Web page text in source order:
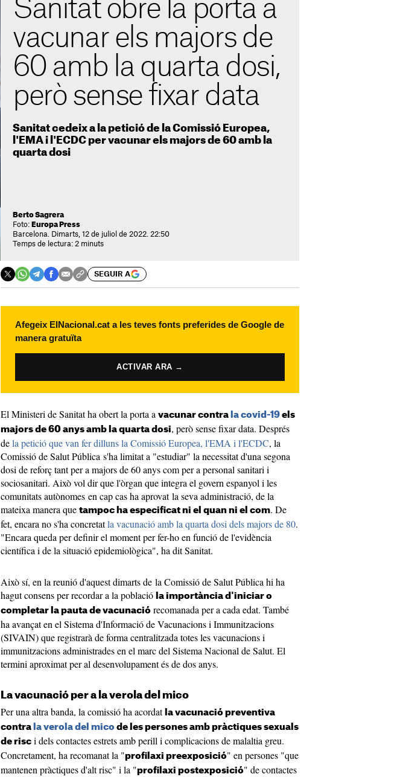
Sanitat obre la porta a
vacunar els majors de
60 amb la quarta dosi,
però sense fixar data
Sanitat cedeix a la petició de la Comissió Europea,
l'EMA i l'ECDC per vacunar els majors de 60 amb la
quarta dosi
Berto Sagrera
Foto: Europa Press
Barcelona. Dimarts, 12 de juliol de 2022. 22:50
Temps de lectura: 2 minuts
SEGUIR A
Afegeix ElNacional.cat a les teves fonts preferides de Google de
manera gratuïta
ACTIVAR ARA →
El Ministeri de Sanitat ha obert la porta a vacunar contra la covid-19 els
majors de 60 anys amb la quarta dosi, però sense fixar data. Després
dela petició que van fer dilluns la Comissió Europea, l'EMA i l'ECDC, la
Comissió de Salut Pública s'ha limitat a "estudiar" la necessitat d'una segona
dosi de reforç tant per a majors de 60 anys com per a personal sanitari i
sociosanitari. Això vol dir que l'òrgan que integra el govern espanyol i les
comunitats autònomes en cap cas ha aprovat la seva administració, de la
mateixa manera que tampoc ha especificat ni el quan ni el com. De
fet, encara no s'ha concretatla vacunació amb la quarta dosi dels majors de 80.
"Encara queda per definir el moment per fer-ho en funció de l'evidència
científica i de la situació epidemiològica", ha dit Sanitat.
Això sí, en la reunió d'aquest dimarts de la Comissió de Salut Pública hi ha
hagut consens per recordar a la població la importància d'iniciar o
completar la pauta de vacunació recomanada per a cada edat. També
ha avançat en el Sistema d'Informació de Vacunacions i Immunitzacions
(SIVAIN) que registrarà de forma centralitzada totes les vacunacions i
immunitzacions administrades en el marc del Sistema Nacional de Salut. El
termini aproximat per al desenvolupament és de dos anys.
La vacunació per a la verola del mico
Per una altra banda, la comissió ha acordat la vacunació preventiva
contra la verola del mico de les persones amb pràctiques sexuals
de risc i dels contactes estrets amb perill i complicacions de malaltia greu.
Concretament, ha recomanat la "profilaxi preexposició" en persones "que
mantenen pràctiques d'alt risc" i la "profilaxi postexposició" de contactes